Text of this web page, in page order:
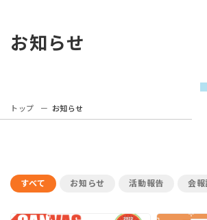
お知らせ
トップ お知らせ
すべて お知らせ 活動報告 会